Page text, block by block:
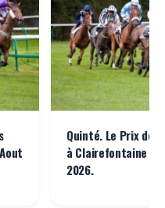
Quinté. Le Prix de
à Clairefontaine ce
2026.